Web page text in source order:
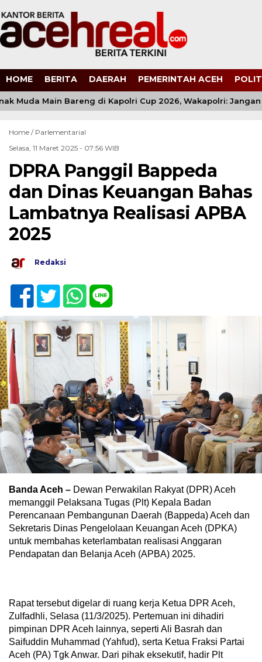
HOME BERITA DAERAH PEMERINTAH ACEH
Muda Main Bareng di Kapolri Cup 2026, Wakapolri:
Home / Parlementarial
Selasa, 11 Maret 2025 - 07:56 WIB
DPRA Panggil Bappeda
dan Dinas Keuangan Bahas
Lambatnya Realisasi APBA
2025
Redaksi
Banda Aceh – Dewan Perwakilan Rakyat (DPR) Aceh
memanggil Pelaksana Tugas (Plt) Kepala Badan
Perencanaan Pembangunan Daerah (Bappeda) Aceh dan
Sekretaris Dinas Pengelolaan Keuangan Aceh (DPKA)
untuk membahas keterlambatan realisasi Anggaran
Pendapatan dan Belanja Aceh (APBA) 2025.
Rapat tersebut digelar di ruang kerja Ketua DPR Aceh,
Zulfadhli, Selasa (11/3/2025). Pertemuan ini dihadiri
pimpinan DPR Aceh lainnya, seperti Ali Basrah dan
Saifuddin Muhammad (Yahfud), serta Ketua Fraksi Partai
Aceh (PA) Tgk Anwar. Dari pihak eksekutif, hadir Plt